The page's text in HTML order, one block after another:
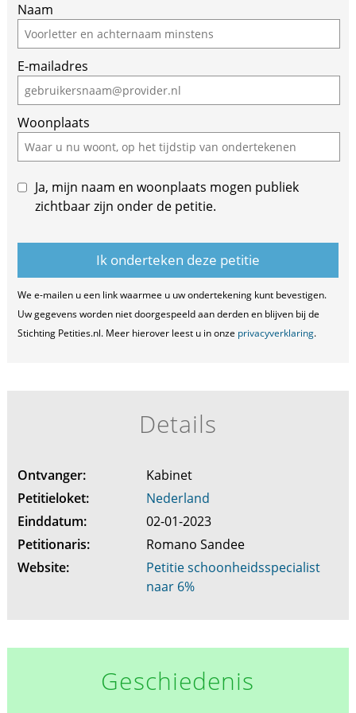
Naam
E-mailadres
Woonplaats
Ja, mijn naam en woonplaats mogen publiek
zichtbaar zijn onder de petitie.
We e-mailen u een link waarmee u uw ondertekening kunt bevestigen.
Uw gegevens worden niet doorgespeeld aan derden en blijven bij de
Stichting Petities.nl. Meer hierover leest u in onze privacyverklaring.
Details
Ontvanger:
Kabinet
Petitieloket:
Nederland
Einddatum:
02-01-2023
Petitionaris:
Romano Sandee
Website:
Petitie schoonheidsspecialist
naar 6%
Geschiedenis